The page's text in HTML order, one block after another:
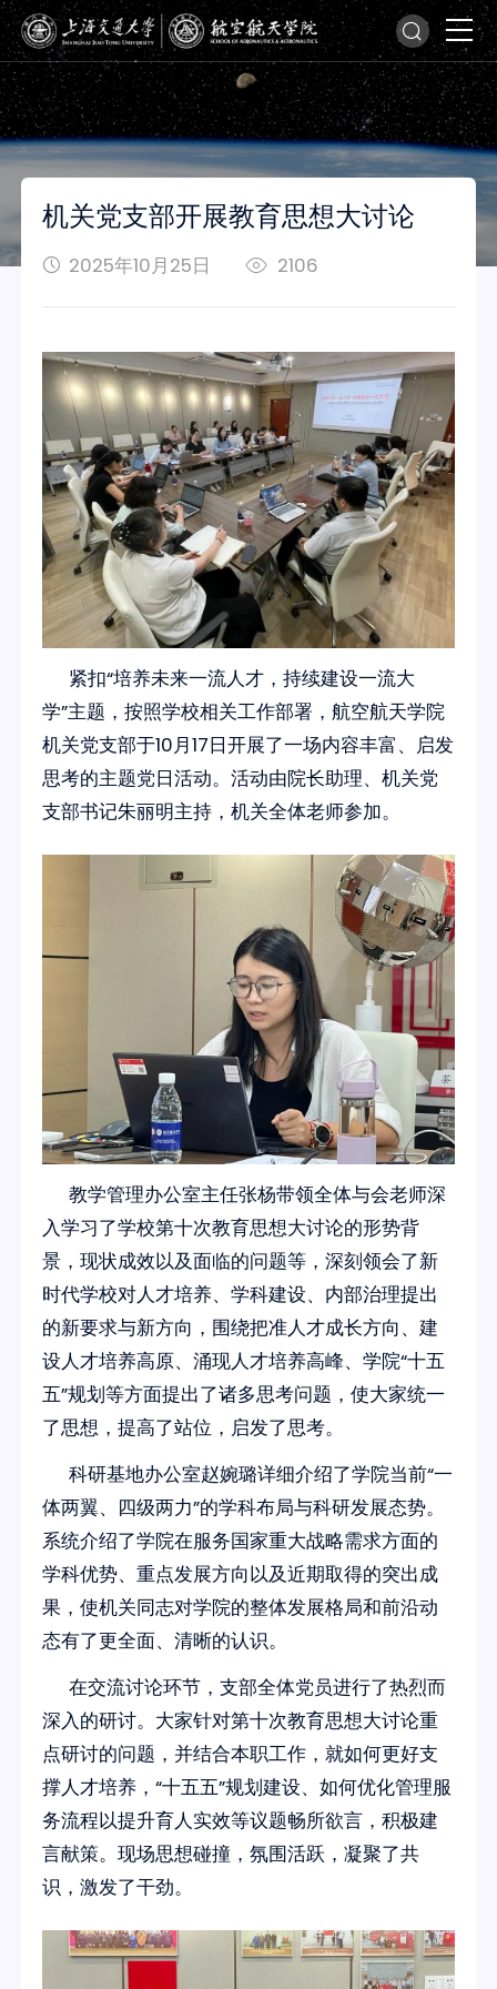
机关党支部开展教育思想大讨论
2025年10月25日 2106
紧扣“培养未来一流人才，持续建设一流大
学”主题，按照学校相关工作部署，航空航天学院
机关党支部于10月17日开展了一场内容丰富、启发
思考的主题党日活动。活动由院长助理、机关党
支部书记朱丽明主持，机关全体老师参加。
教学管理办公室主任张杨带领全体与会老师深
入学习了学校第十次教育思想大讨论的形势背
景，现状成效以及面临的问题等，深刻领会了新
时代学校对人才培养、学科建设、内部治理提出
的新要求与新方向，围绕把准人才成长方向、建
设人才培养高原、涌现人才培养高峰、学院“十五
五”规划等方面提出了诸多思考问题，使大家统一
了思想，提高了站位，启发了思考。
科研基地办公室赵婉璐详细介绍了学院当前“一
体两翼、四级两力”的学科布局与科研发展态势。
系统介绍了学院在服务国家重大战略需求方面的
学科优势、重点发展方向以及近期取得的突出成
果，使机关同志对学院的整体发展格局和前沿动
态有了更全面、清晰的认识。
在交流讨论环节，支部全体党员进行了热烈而
深入的研讨。大家针对第十次教育思想大讨论重
点研讨的问题，并结合本职工作，就如何更好支
撑人才培养，“十五五”规划建设、如何优化管理服
务流程以提升育人实效等议题畅所欲言，积极建
言献策。现场思想碰撞，氛围活跃，凝聚了共
识，激发了干劲。